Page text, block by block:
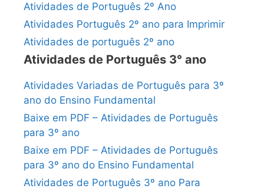
Atividades de Português 2º Ano
Atividades Português 2º ano para Imprimir
Atividades de português 2º ano
Atividades de Português 3° ano
Atividades Variadas de Português para 3º
ano do Ensino Fundamental
Baixe em PDF – Atividades de Português
para 3º ano
Baixe em PDF – Atividades de Português
para 3º ano do Ensino Fundamental
Atividades de Português 3º ano Para